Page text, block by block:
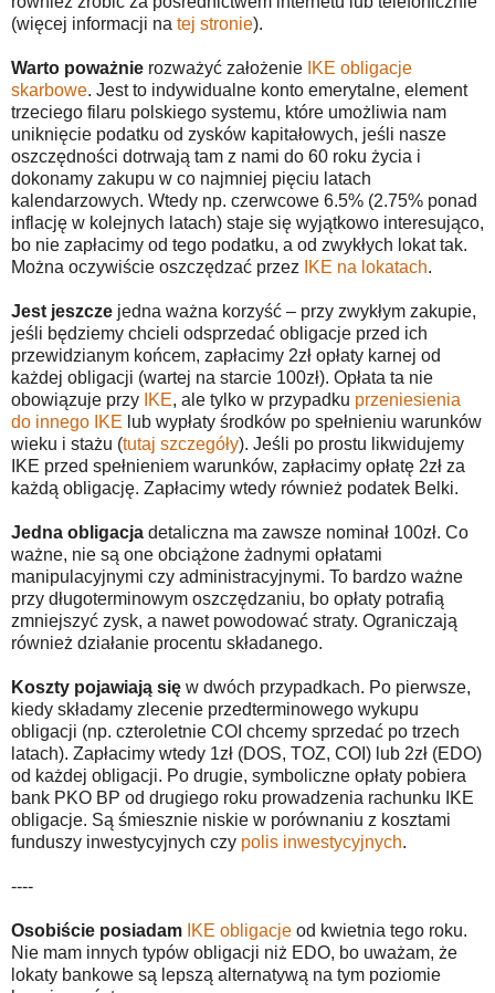
(więcej informacji na tej stronie).
Warto poważnie rozważyć założenie IKE obligacje
skarbowe. Jest to indywidualne konto emerytalne, element
trzeciego filaru polskiego systemu, które umożliwia nam
uniknięcie podatku od zysków kapitałowych, jeśli nasze
oszczędności dotrwają tam z nami do 60 roku życia i
dokonamy zakupu w co najmniej pięciu latach
kalendarzowych. Wtedy np. czerwcowe 6.5% (2.75% ponad
inflację w kolejnych latach) staje się wyjątkowo interesująco,
bo nie zapłacimy od tego podatku, a od zwykłych lokat tak.
Można oczywiście oszczędzać przez
IKE na lokatach.
Jest jeszcze jedna ważna korzyść – przy zwykłym zakupie,
jeśli będziemy chcieli odsprzedać obligacje przed ich
przewidzianym końcem, zapłacimy 2zł opłaty karnej od
każdej obligacji (wartej na starcie 100zł). Opłata ta nie
obowiązuje przy IKE, ale tylko w przypadku przeniesienia
do innego IKE lub wypłaty środków po spełnieniu warunków
wieku i stażu (tutaj szczegóły). Jeśli po prostu likwidujemy
IKE przed spełnieniem warunków, zapłacimy opłatę 2zł za
każdą obligację. Zapłacimy wtedy również podatek Belki.
Jedna obligacja detaliczna ma zawsze nominał 100zł. Co
ważne, nie są one obciążone żadnymi opłatami
manipulacyjnymi czy administracyjnymi. To bardzo ważne
przy długoterminowym oszczędzaniu, bo opłaty potrafią
zmniejszyć zysk, a nawet powodować straty. Ograniczają
również działanie procentu składanego.
Koszty pojawiają się w dwóch przypadkach. Po pierwsze,
kiedy składamy zlecenie przedterminowego wykupu
obligacji (np. czteroletnie COI chcemy sprzedać po trzech
latach). Zapłacimy wtedy 1zł (DOS, TOZ, COI) lub 2zł (EDO)
od każdej obligacji. Po drugie, symboliczne opłaty pobiera
bank PKO BP od drugiego roku prowadzenia rachunku IKE
obligacje. Są śmiesznie niskie w porównaniu z kosztami
funduszy inwestycyjnych czy polis inwestycyjnych.
----
Osobiście posiadam IKE obligacje od kwietnia tego roku.
Nie mam innych typów obligacji niż EDO, bo uważam, że
lokaty bankowe są lepszą alternatywą na tym poziomie